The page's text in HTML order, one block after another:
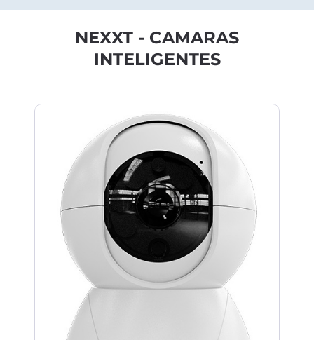
NEXXT - CAMARAS
INTELIGENTES